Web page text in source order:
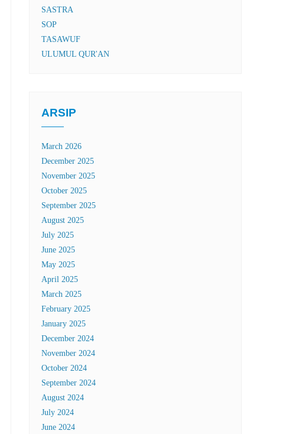
SASTRA
SOP
TASAWUF
ULUMUL QUR'AN
ARSIP
March 2026
December 2025
November 2025
October 2025
September 2025
August 2025
July 2025
June 2025
May 2025
April 2025
March 2025
February 2025
January 2025
December 2024
November 2024
October 2024
September 2024
August 2024
July 2024
June 2024